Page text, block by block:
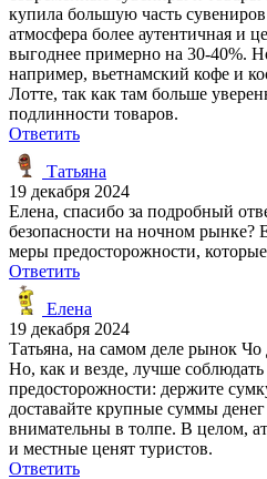
купила большую часть
атмосфера более аутентичная и
выгоднее примерно на 30-40%.
например, вьетнамский кофе и
Лотте, так как там больше
подлинности товаров.
Ответить
Татьяна
19 декабря 2024
Елена, спасибо за подробный
безопасности на ночном рынке?
меры предосторожности,
Ответить
Елена
19 декабря 2024
Татьяна, на самом деле рынок
Но, как и везде, лучше
предосторожности: держите
доставайте крупные суммы
внимательны в толпе. В целом,
и местные ценят туристов.
Ответить